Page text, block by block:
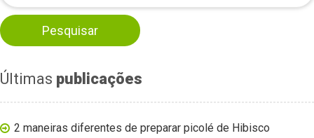
Últimas publicações
2 maneiras diferentes de preparar picolé de Hibisco